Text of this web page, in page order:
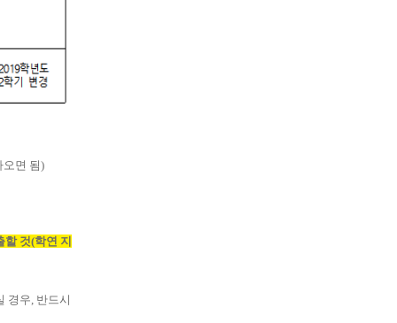
면 됨)
할 것(학연 지
경우, 반드시